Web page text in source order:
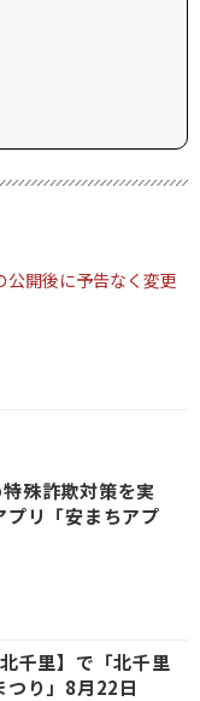
公開後に予告なく変更
殊詐欺対策を実
プリ「安まちアプ
千里】で「北千里
つり」8月22日